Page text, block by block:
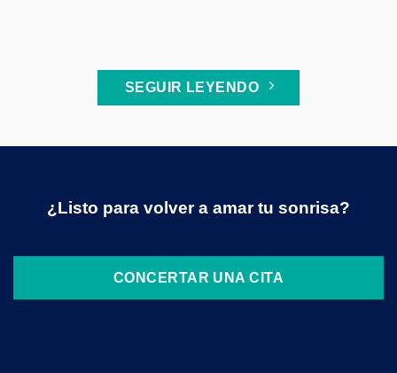
SEGUIR LEYENDO
¿Listo para volver a amar tu sonrisa?
CONCERTAR UNA CITA